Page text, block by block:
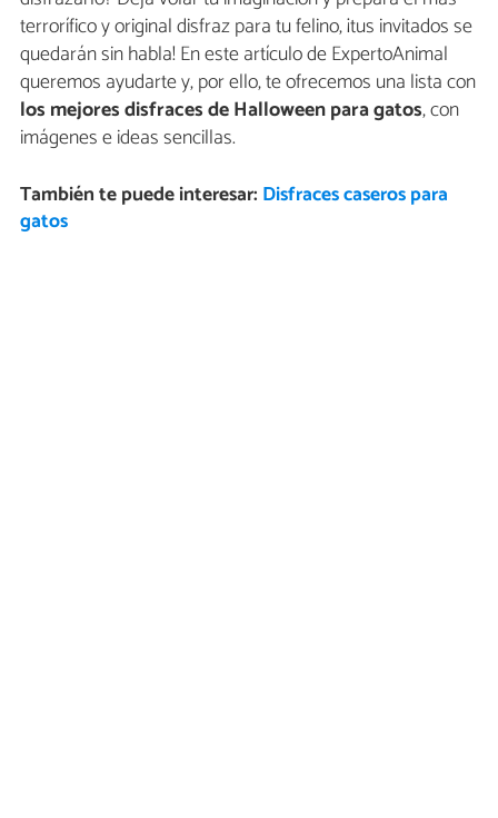
terrorífico y original disfraz para tu felino, ¡tus invitados se
quedarán sin habla! En este artículo de ExpertoAnimal
queremos ayudarte y, por ello, te ofrecemos una lista con
los mejores disfraces de Halloween para gatos, con
imágenes e ideas sencillas.
También te puede interesar: Disfraces caseros para
gatos